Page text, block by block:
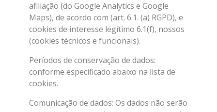
afiliação (do Google Analytics e Google
Maps), de acordo com (art. 6.1. (a) RGPD), e
cookies de interesse legítimo 6.1(f), nossos
(cookies técnicos e funcionais).
Períodos de conservação de dados:
conforme especificado abaixo na lista de
cookies.
Comunicação de dados: Os dados não serão